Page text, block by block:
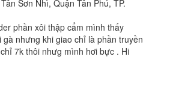
Đức - Tân Sơn
Sơn Nhì, Quận Tân Phú, TP.